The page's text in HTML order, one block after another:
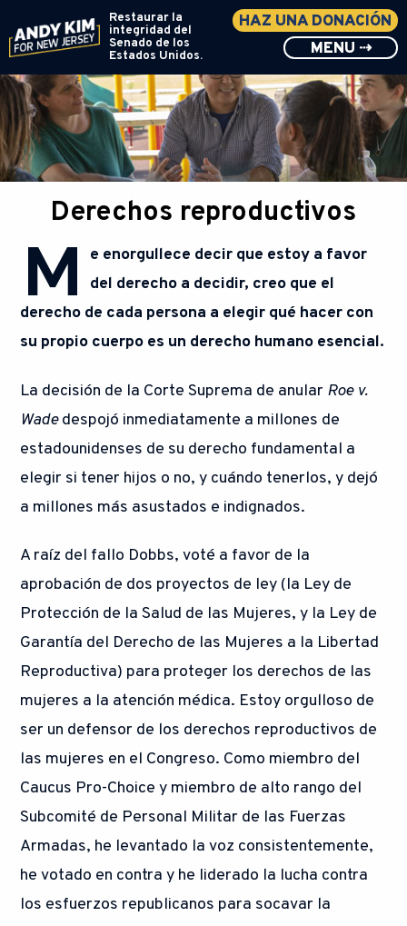
HAZ UNA DONACIÓN
Restaurar la
integridad del
Senado de los
Estados Unidos.
MENU ⇢
Derechos reproductivos
M
e enorgullece decir que estoy a favor
del derecho a decidir, creo que el
derecho de cada persona a elegir qué hacer con
su propio cuerpo es un derecho humano esencial.
La decisión de la Corte Suprema de anular Roe v.
Wadedespojó inmediatamente a millones de
estadounidenses de su derecho fundamental a
elegir si tener hijos o no, y cuándo tenerlos, y dejó
a millones más asustados e indignados.
A raíz del fallo Dobbs, voté a favor de la
aprobación de dos proyectos de ley (la Ley de
Protección de la Salud de las Mujeres, y la Ley de
Garantía del Derecho de las Mujeres a la Libertad
Reproductiva) para proteger los derechos de las
mujeres a la atención médica. Estoy orgulloso de
ser un defensor de los derechos reproductivos de
las mujeres en el Congreso. Como miembro del
Caucus Pro-Choice y miembro de alto rango del
Subcomité de Personal Militar de las Fuerzas
Armadas, he levantado la voz consistentemente,
he votado en contra y he liderado la lucha contra
los esfuerzos republicanos para socavar la